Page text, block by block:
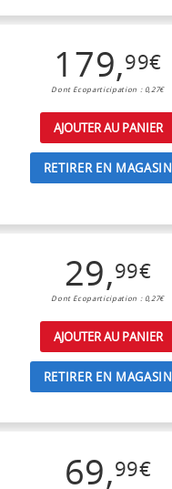
179,99€
Dont Ecoparticipation : 0,27€
AJOUTER AU PANIER
RETIRER EN MAGASIN
29,99€
Dont Ecoparticipation : 0,27€
AJOUTER AU PANIER
RETIRER EN MAGASIN
69,99€